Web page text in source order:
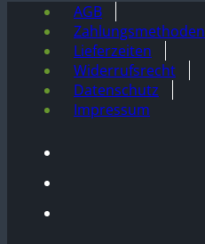
AGB
Zahlungsmethoden
Lieferzeiten
Widerrufsrecht
Datenschutz
Impressum